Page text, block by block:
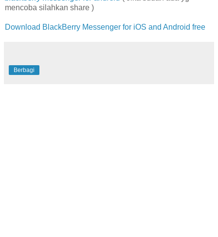
mencoba silahkan share )
Download BlackBerry Messenger for iOS and Android free
Berbagi